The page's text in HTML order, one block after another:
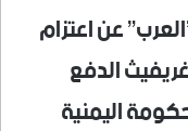
عن اعتزام
الدفع
اليمنية